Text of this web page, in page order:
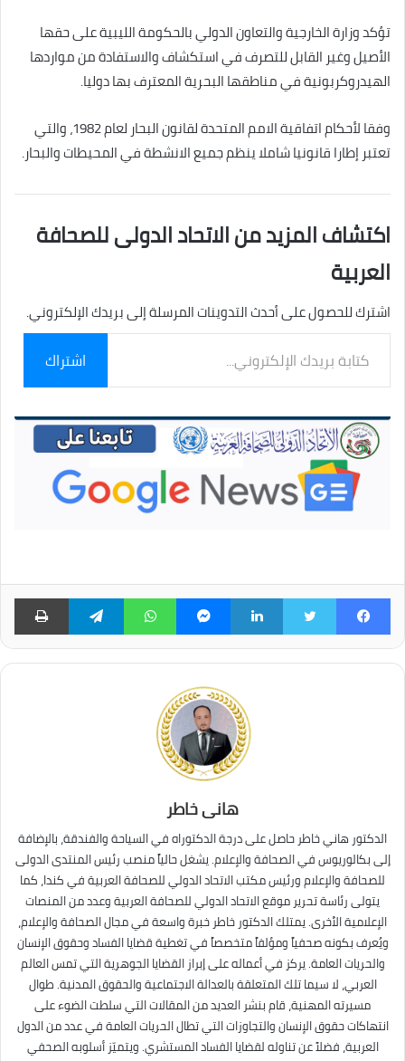
تؤكد وزارة الخارجية والتعاون الدولي بالحكومة الليبية على حقها
الأصيل وغير القابل للتصرف في استكشاف والاستفادة من مواردها
الهيدروكربونية في مناطقها البحرية المعترف بها دوليا.
وفقا لأحكام اتفاقية الامم المتحدة لقانون البحار لعام 1982، والتي
تعتبر إطارا قانونيا شاملا ينظم جميع الانشطة في المحيطات والبحار.
اكتشاف المزيد من الاتحاد الدولى للصحافة
العربية
اشترك للحصول على أحدث التدوينات المرسلة إلى بريدك الإلكتروني.
بريدك
الإلكتروني...
اشتراك
فيسبوك لينكدإن ماسنجر واتساب تيلقرام
هانى خاطر
الدكتور هاني خاطر حاصل على درجة الدكتوراه في السياحة والفندقة، بالإضافة
إلى بكالوريوس في الصحافة والإعلام. يشغل حالياً منصب رئيس المنتدى الدولى
للصحافة والإعلام ورئيس مكتب الاتحاد الدولي للصحافة العربية في كندا، كما
يتولى رئاسة تحرير موقع الاتحاد الدولي للصحافة العربية وعدد من المنصات
الإعلامية الأخرى. يمتلك الدكتور خاطر خبرة واسعة في مجال الصحافة والإعلام،
ويُعرف بكونه صحفياً ومؤلفاً متخصصاً في تغطية قضايا الفساد وحقوق الإنسان
والحريات العامة. يركز في أعماله على إبراز القضايا الجوهرية التي تمس العالم
العربي، لا سيما تلك المتعلقة بالعدالة الاجتماعية والحقوق المدنية. طوال
مسيرته المهنية، قام بنشر العديد من المقالات التي سلطت الضوء على
انتهاكات حقوق الإنسان والتجاوزات التي تطال الحريات العامة في عدد من الدول
العربية، فضلاً عن تناوله لقضايا الفساد المستشري. ويتميّز أسلوبه الصحفي